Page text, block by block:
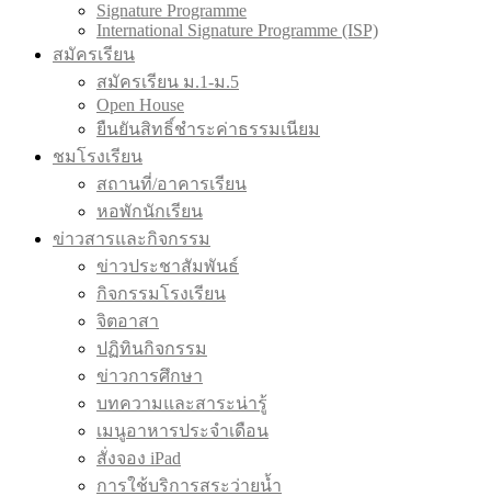
Signature Programme
International Signature Programme (ISP)
สมัครเรียน
สมัครเรียน ม.1-ม.5
Open House
ยืนยันสิทธิ์ชำระค่าธรรมเนียม
ชมโรงเรียน
สถานที่/อาคารเรียน
หอพักนักเรียน
ข่าวสารและกิจกรรม
ข่าวประชาสัมพันธ์
กิจกรรมโรงเรียน
จิตอาสา
ปฏิทินกิจกรรม
ข่าวการศึกษา
บทความและสาระน่ารู้
เมนูอาหารประจำเดือน
สั่งจอง iPad
การใช้บริการสระว่ายน้ำ